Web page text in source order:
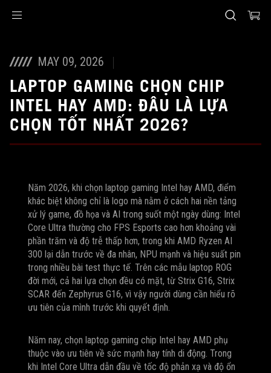
MAY 09, 2026
LAPTOP GAMING CHỌN CHIP
INTEL HAY AMD: ĐÂU LÀ LỰA
CHỌN TỐT NHẤT 2026?
Năm 2026, khi chọn laptop gaming Intel hay AMD, điểm
khác biệt không chỉ là logo mà nằm ở cách hai nền tảng
xử lý game, đồ họa và AI trong suốt một ngày dùng: Intel
Core Ultra thường cho FPS Esports cao hơn khoảng vài
phần trăm và độ trễ thấp hơn, trong khi AMD Ryzen AI
300 lại dẫn trước về đa nhân, NPU mạnh và hiệu suất pin
trong nhiều bài test thực tế. Trên các mẫu laptop ROG
đời mới, cả hai lựa chọn đều có mặt, từ Strix G16, Strix
SCAR đến Zephyrus G16, vì vậy người dùng cần hiểu rõ
ưu tiên của mình trước khi quyết định.
Năm nay, chọn laptop gaming chip Intel hay AMD phụ
thuộc vào ưu tiên về sức mạnh hay tính di động. Trong
khi Intel Core Ultra dẫn đầu về tốc độ phản xạ và độ ổn